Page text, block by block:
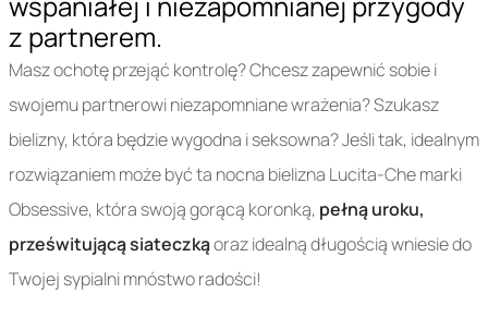
z partnerem.
Masz ochotę przejąć kontrolę? Chcesz zapewnić sobie i
swojemu partnerowi niezapomniane wrażenia? Szukasz
bielizny, która będzie wygodna i seksowna? Jeśli tak, idealnym
rozwiązaniem może być ta nocna bielizna Lucita-Che marki
Obsessive, która swoją gorącą koronką, pełną uroku,
prześwitującą siateczkąoraz idealną długością wniesie do
Twojej sypialni mnóstwo radości!